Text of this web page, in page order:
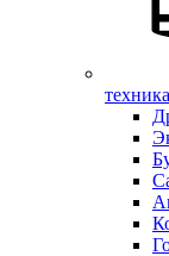
техника